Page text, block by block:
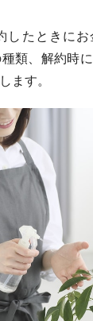
したときに
類、解約時
ます。